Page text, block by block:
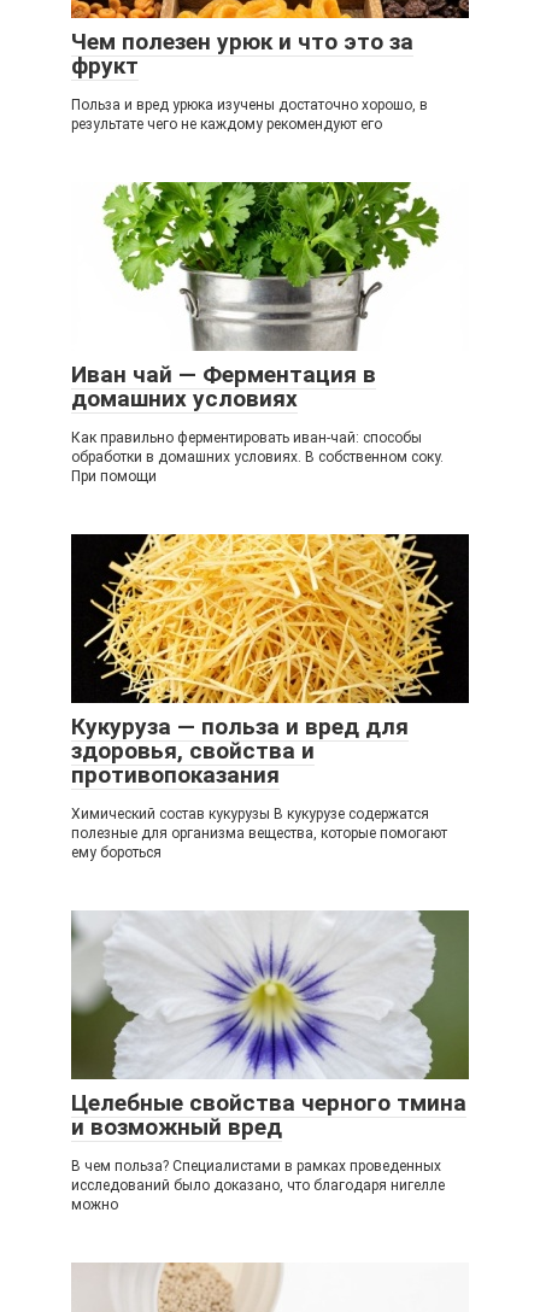
Чем полезен урюк и что это за
фрукт
Польза и вред урюка изучены достаточно хорошо, в
результате чего не каждому рекомендуют его
Иван чай — Ферментация в
домашних условиях
Как правильно ферментировать иван-чай: способы
обработки в домашних условиях. В собственном соку.
При помощи
Кукуруза — польза и вред для
здоровья, свойства и
противопоказания
Химический состав кукурузы В кукурузе содержатся
полезные для организма вещества, которые помогают
ему бороться
Целебные свойства черного тмина
и возможный вред
В чем польза? Специалистами в рамках проведенных
исследований было доказано, что благодаря нигелле
можно